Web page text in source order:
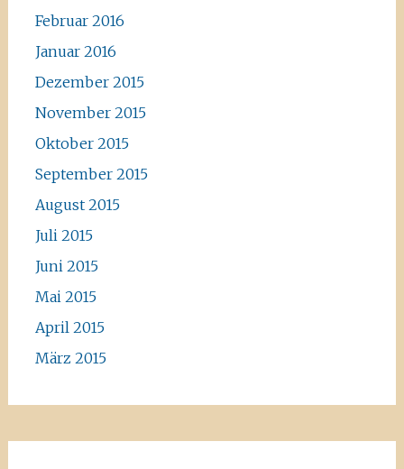
Februar 2016
Januar 2016
Dezember 2015
November 2015
Oktober 2015
September 2015
August 2015
Juli 2015
Juni 2015
Mai 2015
April 2015
März 2015